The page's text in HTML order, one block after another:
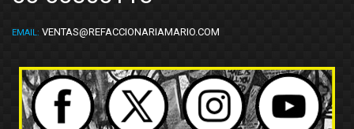
EMAIL: VENTAS@REFACCIONARIAMARIO.COM